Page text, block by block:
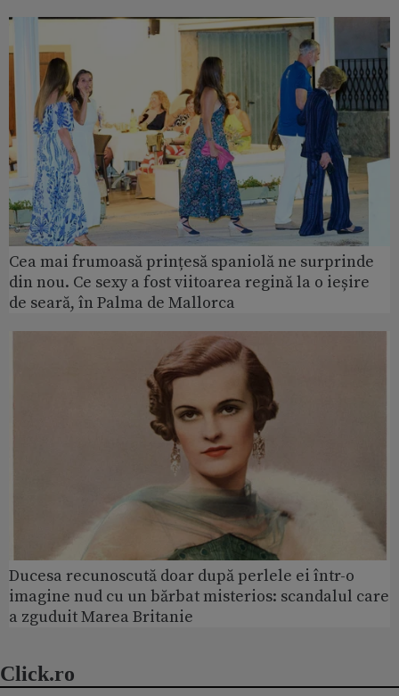
Cea mai frumoasă prințesă spaniolă ne surprinde
din nou. Ce sexy a fost viitoarea regină la o ieșire
de seară, în Palma de Mallorca
Ducesa recunoscută doar după perlele ei într-o
imagine nud cu un bărbat misterios: scandalul care
a zguduit Marea Britanie
Click.ro